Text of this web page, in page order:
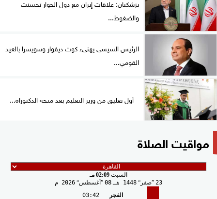
بزشكيان: علاقات إيران مع دول الجوار تحسنت
والضغوط...
الرئيس السيسى يهنىء كوت ديفوار وسويسرا بالعيد
القومي...
أول تعليق من وزير التعليم بعد منحه الدكتوراه...
مواقيت الصلاة
السبت 02:09 مـ
23
صفر 1448 هـ 08 أغسطس 2026 م
الفجر
03:42